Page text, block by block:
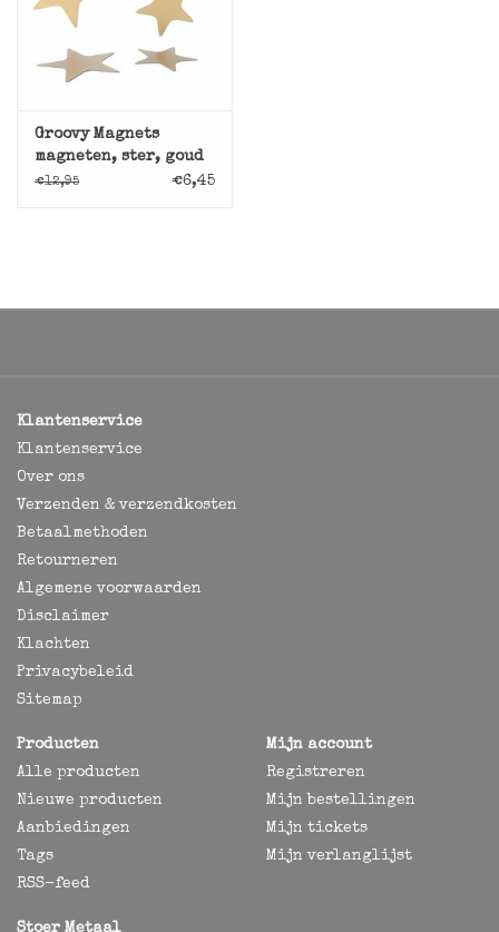
Groovy Magnets
magneten, ster, goud
€12,95 €6,45
Klantenservice
Klantenservice
Over ons
Verzenden & verzendkosten
Betaalmethoden
Retourneren
Algemene voorwaarden
Disclaimer
Klachten
Privacybeleid
Sitemap
Producten
Alle producten
Nieuwe producten
Aanbiedingen
Tags
RSS-feed
Mijn account
Registreren
Mijn bestellingen
Mijn tickets
Mijn verlanglijst